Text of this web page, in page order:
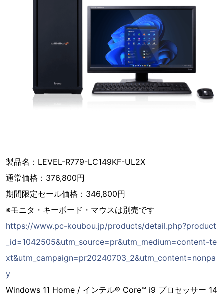
製品名：LEVEL-R779-LC149KF-UL2X
通常価格：376,800円
期間限定セール価格：346,800円
※モニタ・キーボード・マウスは別売です
https://www.pc-koubou.jp/products/detail.php?product
_id=1042505&utm_source=pr&utm_medium=content-te
xt&utm_campaign=pr20240703_2&utm_content=nonpa
y
Windows 11 Home / インテル® Core™ i9 プロセッサー 14